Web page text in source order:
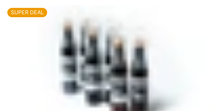
SUPER DEAL